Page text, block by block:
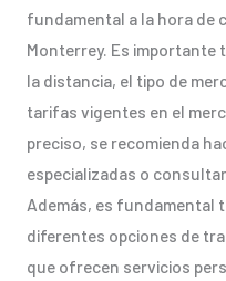
fundamental a la hora de
Monterrey. Es
la distancia, el tipo de
tarifas vigentes en el
preciso, se recomienda
especializadas o
Además, es fundamental
diferentes opciones de
que ofrecen servicios